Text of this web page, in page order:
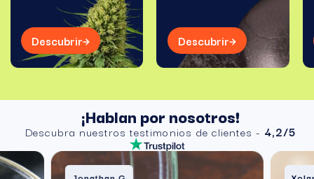
Descubrir Descubrir
¡Hablan por nosotros!
Descubra nuestros testimonios de clientes - 4,2/5